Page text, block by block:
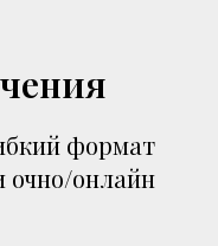
формат
очно/онлайн